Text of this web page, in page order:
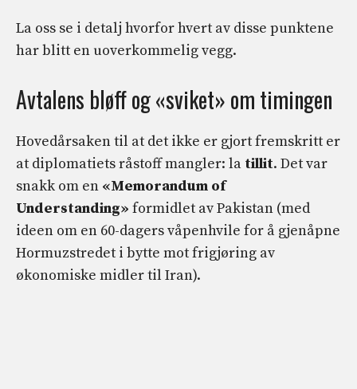
La oss se i detalj hvorfor hvert av disse punktene
har blitt en uoverkommelig vegg.
Avtalens bløff og «sviket» om timingen
Hovedårsaken til at det ikke er gjort fremskritt er
at diplomatiets råstoff mangler: la tillit. Det var
snakk om en «Memorandum of
Understanding» formidlet av Pakistan (med
ideen om en 60-dagers våpenhvile for å gjenåpne
Hormuzstredet i bytte mot frigjøring av
økonomiske midler til Iran).